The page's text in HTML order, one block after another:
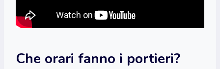
Che orari fanno i portieri?